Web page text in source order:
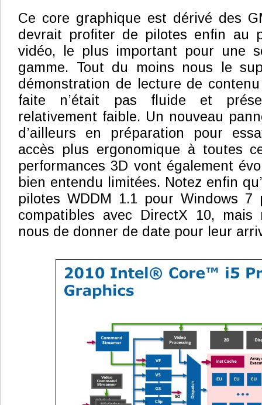
Ce core graphique est dérivé des
devrait profiter de pilotes enfin au
vidéo, le plus important pour une
gamme. Tout du moins nous le
démonstration de lecture de
faite n’était pas fluide et
relativement faible. Un nouveau
d’ailleurs en préparation pour
accès plus ergonomique à toutes
performances 3D vont également
bien entendu limitées. Notez enfin
pilotes WDDM 1.1 pour Windows 7
compatibles avec DirectX 10, mais
nous de donner de date pour leur